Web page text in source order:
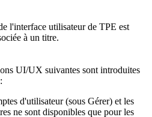
l'interface utilisateur de TPE est
à un titre.
UI/UX suivantes sont introduites
d'utilisateur (sous Gérer) et les
ne sont disponibles que pour les